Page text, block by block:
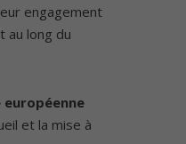
engagement
au long du
et la mise à